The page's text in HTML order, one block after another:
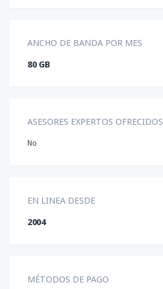
ANCHO DE BANDA POR MES
80 GB
ASESORES EXPERTOS OFRECIDOS
No
EN LINEA DESDE
2004
MÉTODOS DE PAGO